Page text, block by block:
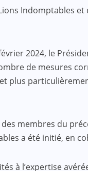
Indomptables
2024, le
de mesures
membres du
a été initié, en
l’expertise